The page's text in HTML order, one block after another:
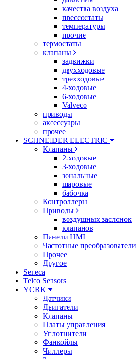
качества воздуха
прессостаты
температуры
прочие
термостаты
клапаны
задвижки
двухходовые
трехходовые
4-ходовые
6-ходовые
Valveco
приводы
аксессуары
прочее
SCHNEIDER ELECTRIC
Клапаны
2-ходовые
3-ходовые
зональные
шаровые
бабочка
Контроллеры
Приводы
воздушных заслонок
клапанов
Панели HMI
Частотные преобразователи
Прочее
Другое
Seneca
Telco Sensors
YORK
Датчики
Двигатели
Клапаны
Платы управления
Уплотнители
Фанкойлы
Чиллеры